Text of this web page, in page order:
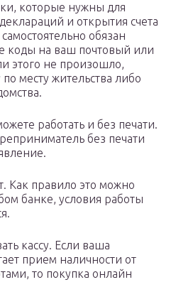
которые нужны для
и открытия счета
обязан
коды на ваш почтовый или
этого не произошло,
по месту жительства либо
работать и без печати.
без печати
Как правило это можно
банке, условия работы
кассу. Если ваша
прием наличности от
то покупка онлайн